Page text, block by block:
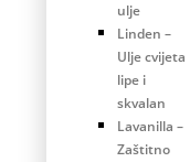
ulje
Linden –
Ulje cvijeta
lipe i
skvalan
Lavanilla –
Zaštitno